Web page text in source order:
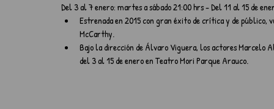
Del 3 al 7 enero: martes a sábado 21:00 hrs - Del 11 al 15 de
Estrenada en 2015 con gran éxito de crítica y de público,
McCarthy.
Bajo la dirección de Álvaro Viguera, los actores Marcelo
del 3 al 15 de enero en Teatro Mori Parque Arauco.